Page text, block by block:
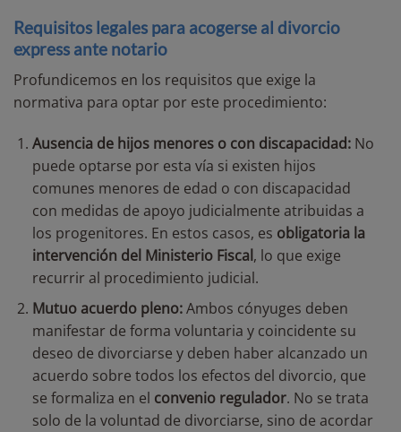
Requisitos legales para acogerse al divorcio
express ante notario
Profundicemos en los requisitos que exige la
normativa para optar por este procedimiento:
Ausencia de hijos menores o con discapacidad: No
puede optarse por esta vía si existen hijos
comunes menores de edad o con discapacidad
con medidas de apoyo judicialmente atribuidas a
los progenitores. En estos casos, es obligatoria la
intervención del Ministerio Fiscal, lo que exige
recurrir al procedimiento judicial.
Mutuo acuerdo pleno:Ambos cónyuges deben
manifestar de forma voluntaria y coincidente su
deseo de divorciarse y deben haber alcanzado un
acuerdo sobre todos los efectos del divorcio, que
se formaliza en el convenio regulador. No se trata
solo de la voluntad de divorciarse, sino de acordar